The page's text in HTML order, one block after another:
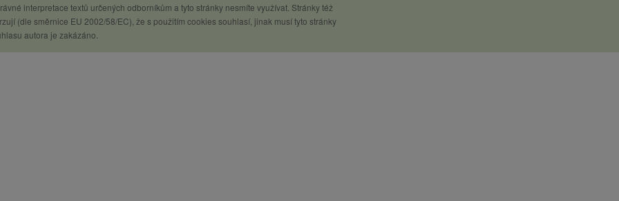
interpretace textů určených odborníkům a tyto stránky nesmíte využívat. Stránky též
(dle směrnice EU 2002/58/EC), že s použitím cookies souhlasí, jinak musí tyto stránky
autora je zakázáno.